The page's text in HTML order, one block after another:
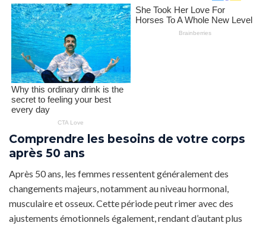
Comprendre les besoins de votre corps
après 50 ans
Après 50 ans, les femmes ressentent généralement des
changements majeurs, notamment au niveau hormonal,
musculaire et osseux. Cette période peut rimer avec des
ajustements émotionnels également, rendant d’autant plus